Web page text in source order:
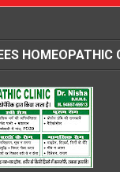
HOMEOPATHIC